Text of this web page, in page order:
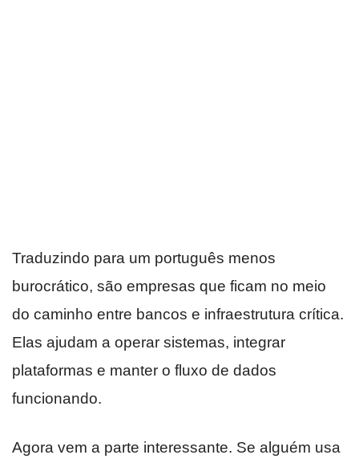
Traduzindo para um português menos
burocrático, são empresas que ficam no meio
do caminho entre bancos e infraestrutura crítica.
Elas ajudam a operar sistemas, integrar
plataformas e manter o fluxo de dados
funcionando.
Agora vem a parte interessante. Se alguém usa